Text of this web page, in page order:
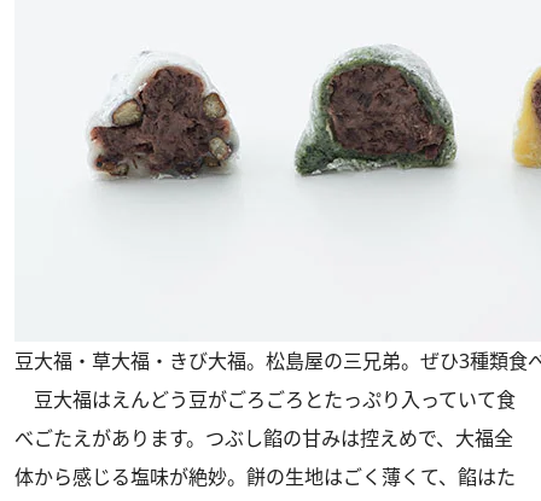
豆大福・草大福・きび大福。松島屋の三兄弟。ぜひ3種類食
豆大福はえんどう豆がごろごろとたっぷり入っていて食
べごたえがあります。つぶし餡の甘みは控えめで、大福全
体から感じる塩味が絶妙。餅の生地はごく薄くて、餡はた